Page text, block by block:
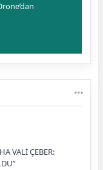
VALİ ÇEBER: